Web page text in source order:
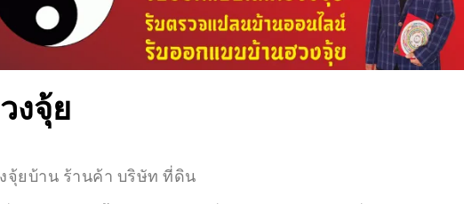
งจุ้ย
จุ้ยบ้าน ร้านค้า บริษัท ที่ดิน